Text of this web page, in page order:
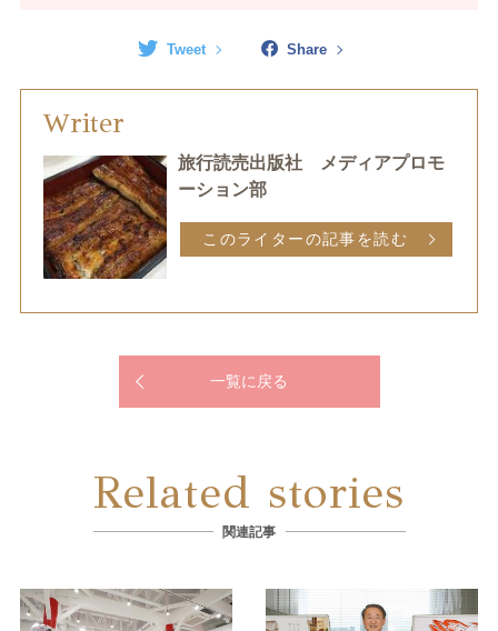
Tweet Share
Writer
旅行読売出版社 メディアプロモ
ーション部
このライターの記事を読む
一覧に戻る
Related stories
関連記事